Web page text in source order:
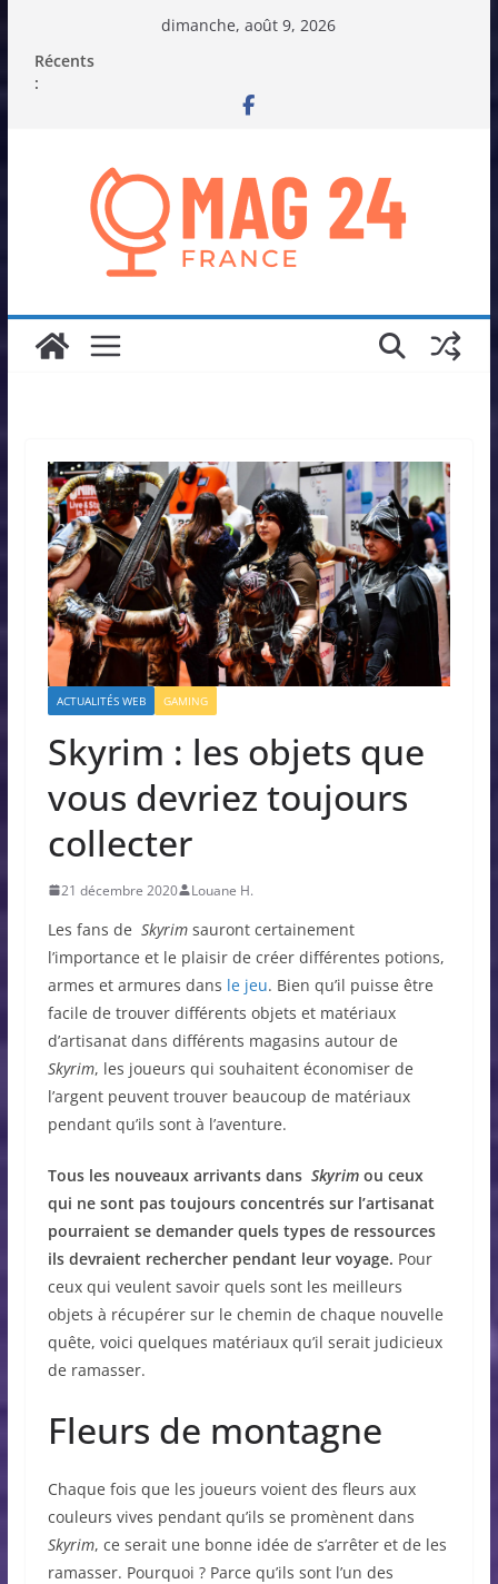
contenu
dimanche, août 9, 2026
Récents
:
ACTUALITÉS WEB GAMING
Skyrim : les objets que
vous devriez toujours
collecter
21 décembre 2020 Louane H.
Les fans de Skyrimsauront certainement
l’importance et le plaisir de créer différentes potions,
armes et armures dans le jeu. Bien qu’il puisse être
facile de trouver différents objets et matériaux
d’artisanat dans différents magasins autour de
Skyrim, les joueurs qui souhaitent économiser de
l’argent peuvent trouver beaucoup de matériaux
pendant qu’ils sont à l’aventure.
Tous les nouveaux arrivants dans Skyrimou ceux
qui ne sont pas toujours concentrés sur l’artisanat
pourraient se demander quels types de ressources
ils devraient rechercher pendant leur voyage. Pour
ceux qui veulent savoir quels sont les meilleurs
objets à récupérer sur le chemin de chaque nouvelle
quête, voici quelques matériaux qu’il serait judicieux
de ramasser.
Fleurs de montagne
Chaque fois que les joueurs voient des fleurs aux
couleurs vives pendant qu’ils se promènent dans
Skyrim, ce serait une bonne idée de s’arrêter et de les
ramasser. Pourquoi ? Parce qu’ils sont l’un des